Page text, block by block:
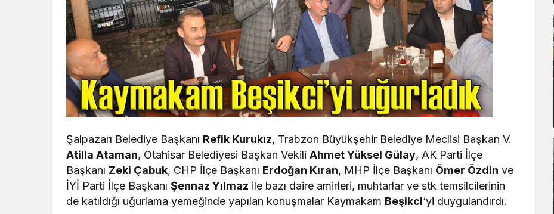
Şalpazarı Belediye Başkanı Refik Kurukız, Trabzon Büyükşehir Belediye Meclisi Başkan V.
Atilla Ataman, Otahisar Belediyesi Başkan VekiliAhmet Yüksel Gülay, AK Parti İlçe
Başkanı Zeki Çabuk, CHP İlçe Başkanı Erdoğan Kıran, MHP İlçe Başkanı Ömer Özdin ve
İYİ Parti İlçe BaşkanıŞennaz Yılmaz ile bazı daire amirleri, muhtarlar ve stk temsilcilerinin
de katıldığı uğurlama yemeğinde yapılan konuşmalar Kaymakam Beşikci‘yi duygulandırdı.